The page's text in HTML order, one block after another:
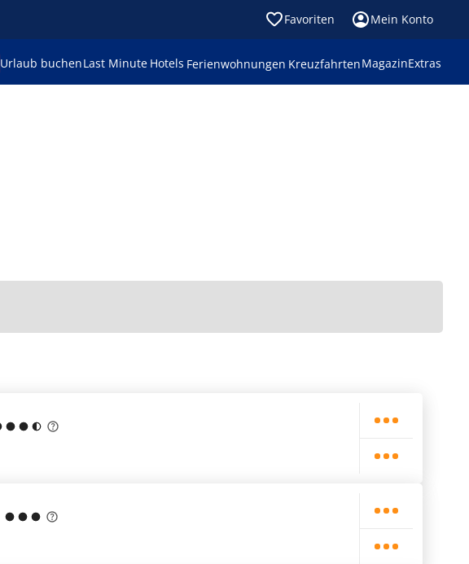
Favoriten Mein Konto
Urlaub buchenLast Minute Hotels Ferienwohnungen KreuzfahrtenMagazinExtras